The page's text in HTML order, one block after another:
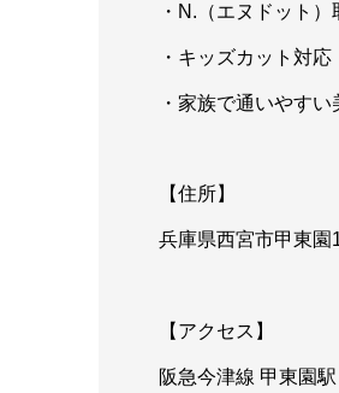
・N.（エヌドット
・キッズカット対応
・家族で通いやすい
【住所】
兵庫県西宮市甲東園
【アクセス】
阪急今津線 甲東園